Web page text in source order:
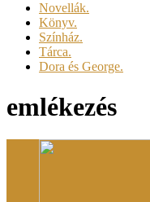
Novellák.
Könyv.
Színház.
Tárca.
Dora és George.
emlékezés